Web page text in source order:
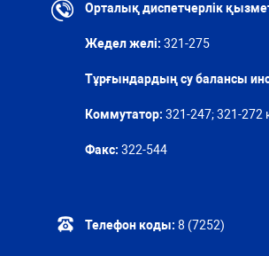
Орталық диспетчерлік
Жедел желі: 321-275
Тұрғындардың су балансы
Коммутатор: 321-247; 321-272
Факс: 322-544
Телефон коды: 8 (7252)